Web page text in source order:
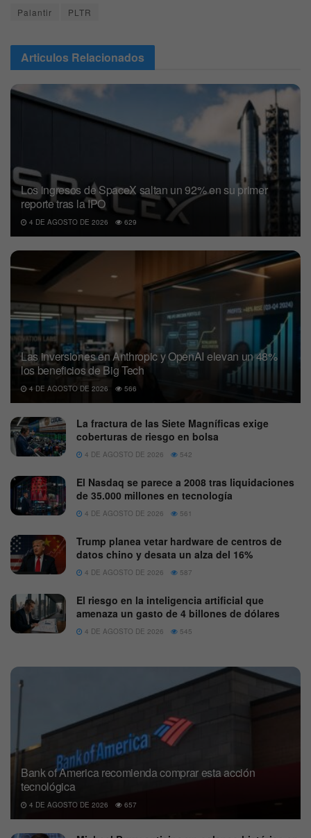
Palantir
PLTR
Articulos Relacionados
Los ingresos de SpaceX saltan un 92% en su primer
reporte tras la IPO
4 DE AGOSTO DE 2026 629
Las inversiones en Anthropic y OpenAI elevan un 48%
los beneficios de Big Tech
4 DE AGOSTO DE 2026 566
La fractura de las Siete Magníficas exige
coberturas de riesgo en bolsa
4 DE AGOSTO DE 2026 542
El Nasdaq se parece a 2008 tras liquidaciones
de 35.000 millones en tecnología
4 DE AGOSTO DE 2026 561
Trump planea vetar hardware de centros de
datos chino y desata un alza del 16%
4 DE AGOSTO DE 2026 587
El riesgo en la inteligencia artificial que
amenaza un gasto de 4 billones de dólares
4 DE AGOSTO DE 2026 545
Bank of America recomienda comprar esta acción
tecnológica
4 DE AGOSTO DE 2026 657